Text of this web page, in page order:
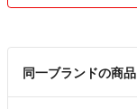
同一ブランドの商品